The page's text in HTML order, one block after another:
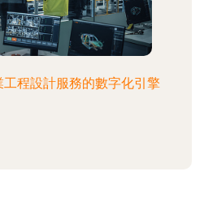
程設計服務的數字化引擎